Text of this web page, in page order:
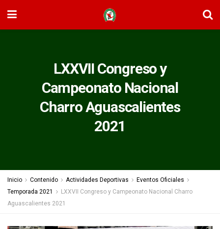
LXXVII Congreso y
Campeonato Nacional
Charro Aguascalientes
2021
Inicio Contenido Actividades Deportivas
Eventos Oficiales
Temporada 2021
LXXVII Congreso y Campeonato Nacional Charro
Aguascalientes 2021